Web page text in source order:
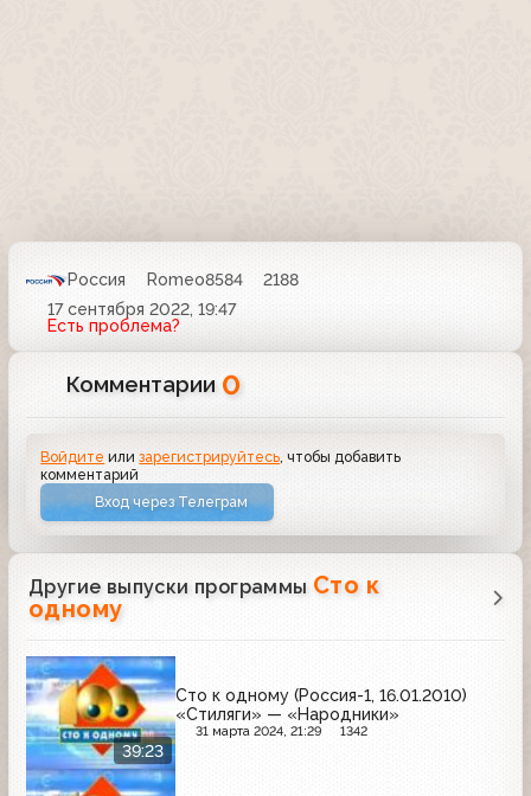
Россия Romeo8584
2188
17 сентября 2022, 19:47
Есть проблема?
Комментарии 0
Войдите илизарегистрируйтесь , чтобы добавить
комментарий
Вход через Телеграм
Другие выпуски программы Сто к
одному
39:23
Сто к одному (Россия-1, 16.01.2010)
«Стиляги» — «Народники»
31 марта 2024, 21:29 1342